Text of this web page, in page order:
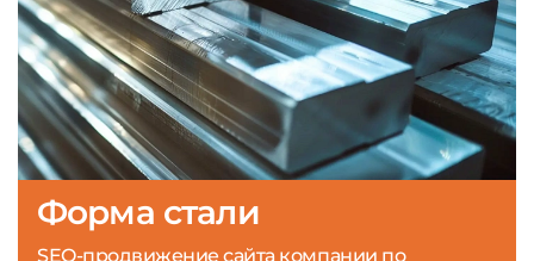
Форма стали
SEO-продвижение сайта компании по